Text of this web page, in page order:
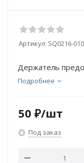
Артикул: SQ0216-
Держатель
Подробнее
50 ₽/шт
Под заказ